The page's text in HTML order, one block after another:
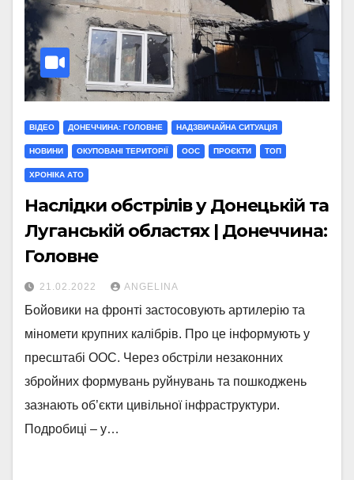
ВІДЕО ДОНЕЧЧИНА: ГОЛОВНЕ НАДЗВИЧАЙНА СИТУАЦІЯ
НОВИНИ ОКУПОВАНІ ТЕРИТОРІЇ ООС ПРОЄКТИ ТОП
ХРОНІКА АТО
Наслідки обстрілів у Донецькій та
Луганській областях | Донеччина:
Головне
21.02.2022 ANGELINA
Бойовики на фронті застосовують артилерію та
міномети крупних калібрів. Про це інформують у
пресштабі ООС. Через обстріли незаконних
збройних формувань руйнувань та пошкоджень
зазнають об’єкти цивільної інфраструктури.
Подробиці – у…